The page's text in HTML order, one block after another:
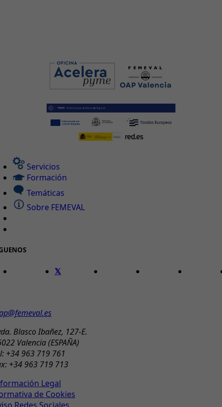
Servicios
Formación
Temáticas
Sobre FEMEVAL
Blasco Ibañez, 127-E.
Valencia (ESPAÑA)
+34 963 719 761
+34 963 719 713
Legal
de Cookies